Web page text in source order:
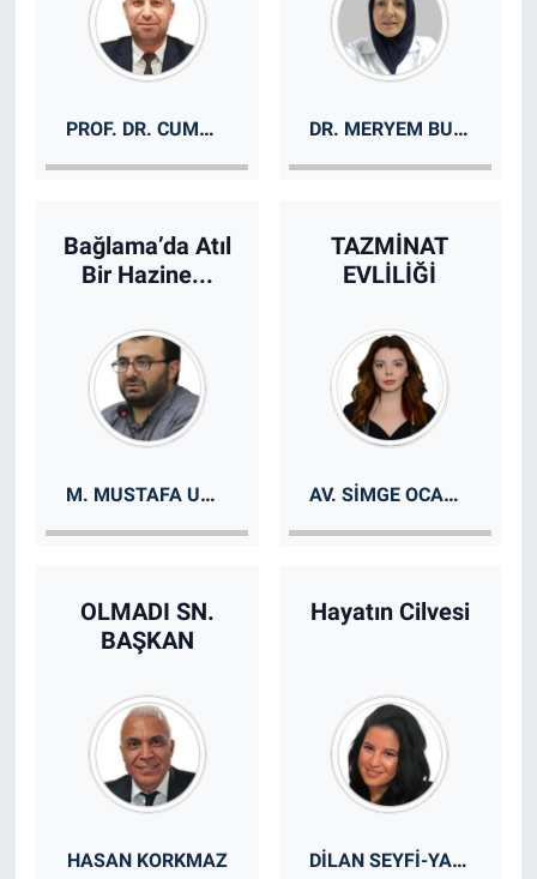
PROF. DR. CUMALI SABAH DR. MERYEM BULAKÇIBAŞI
Bağlama’da Atıl
Bir Hazine...
M. MUSTAFA UZUN
TAZMİNAT
EVLİLİĞİ
AV. SIMGE OCAK HUKUKSAL VAKALAR
OLMADI SN.
BAŞKAN
HASAN KORKMAZ
Hayatın Cilvesi
DILAN SEYFI-YAŞAM KOÇU